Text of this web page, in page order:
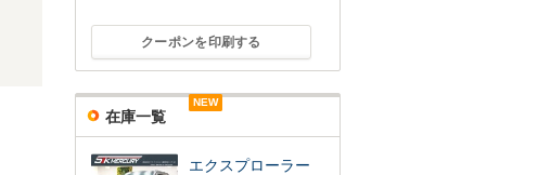
クーポンを印刷する
在庫一覧
NEW
エクスプローラー
NEW